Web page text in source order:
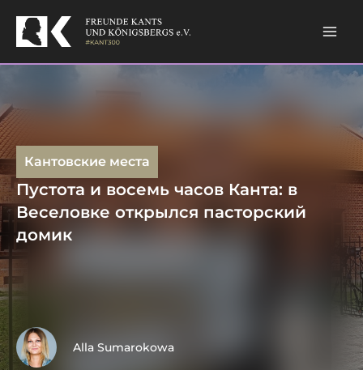
content
Кантовские места
Пустота и восемь часов Канта: в
Веселовке открылся пасторский
домик
Alla Sumarokowa